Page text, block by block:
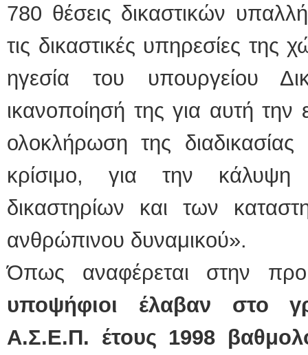
780 θέσεις δικαστικών
τις δικαστικές υπηρεσίες της
ηγεσία του υπουργείου
ικανοποίησή της για αυτή την
ολοκλήρωση της
κρίσιμο, για την
δικαστηρίων και των
ανθρώπινου δυναμικού».
Όπως αναφέρεται στην
υποψήφιοι έλαβαν στο
Α.Σ.Ε.Π. έτους 1998